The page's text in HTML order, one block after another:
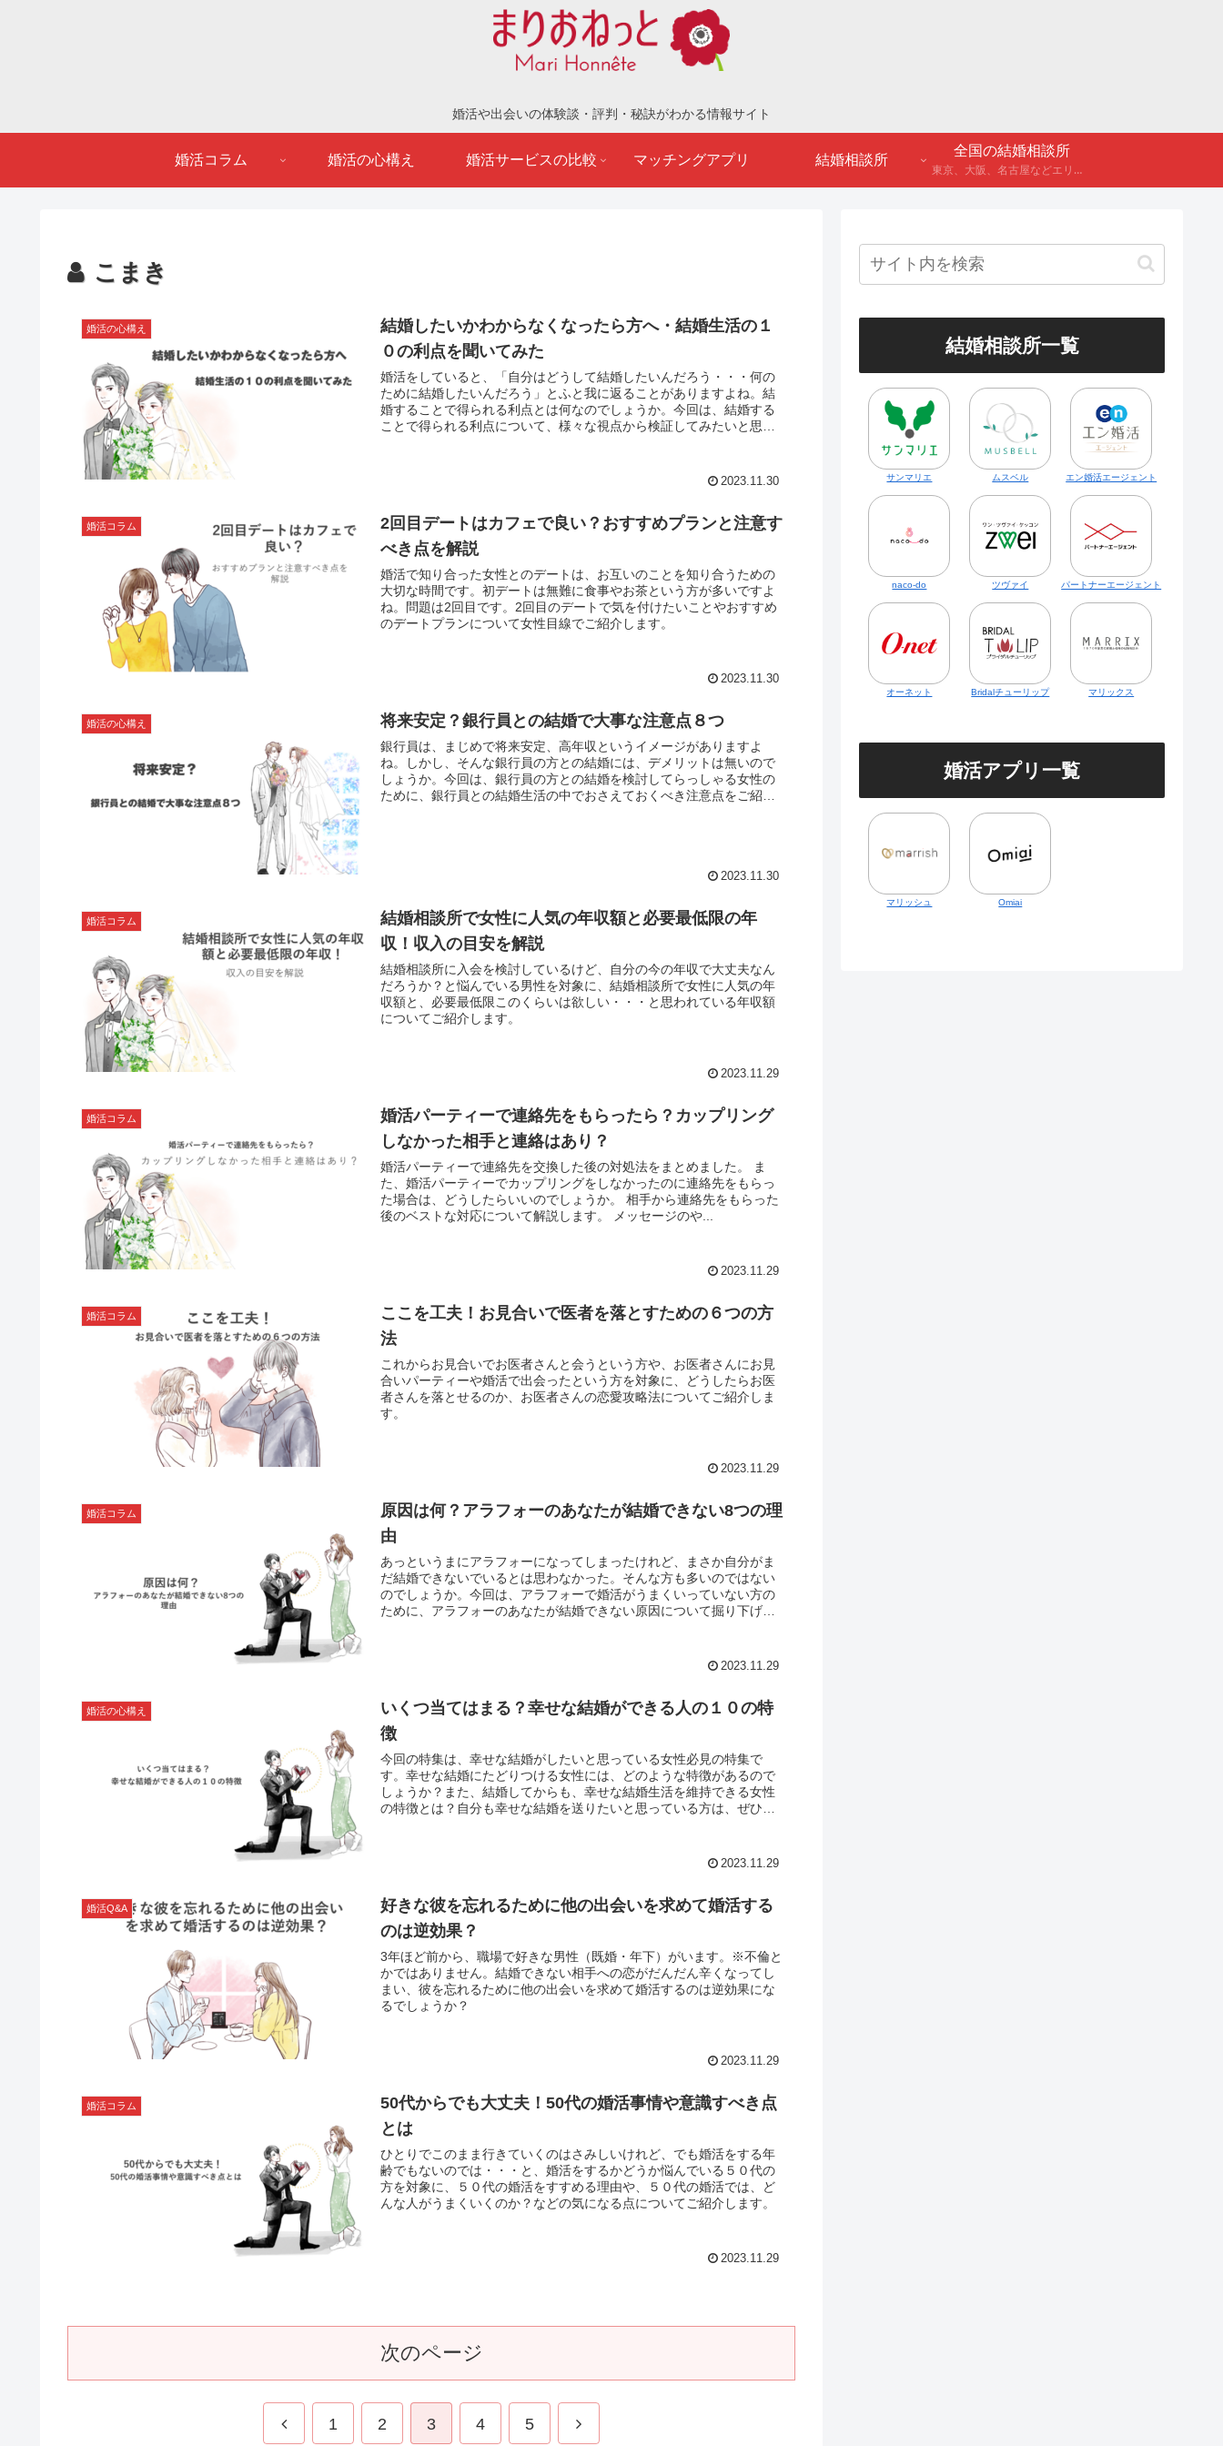
婚活や出会いの体験談・評判・秘訣がわかる情報サイト
婚活コラム 婚活の心構え 婚活サービスの比較 マッチングアプリ 結婚相談所
全国の結婚相談所
東京、大阪、名古屋などエリア別のアンケート調査や結婚相談所・婚活パーティーの体験談などを公開。
こまき
婚活の心構え
結婚したいかわからなくなったら方へ・結婚生活の１
０の利点を聞いてみた
婚活をしていると、「自分はどうして結婚したいんだろう・・・何の
ために結婚したいんだろう」とふと我に返ることがありますよね。結
婚することで得られる利点とは何なのでしょうか。今回は、結婚する
ことで得られる利点について、様々な視点から検証してみたいと思い
2023.11.30
婚活コラム
2回目デートはカフェで良い？おすすめプランと注意す
べき点を解説
婚活で知り合った女性とのデートは、お互いのことを知り合うための
大切な時間です。初デートは無難に食事やお茶という方が多いですよ
ね。問題は2回目です。2回目のデートで気を付けたいことやおすすめ
のデートプランについて女性目線でご紹介します。
2023.11.30
婚活の心構え 将来安定？銀行員との結婚で大事な注意点８つ
銀行員は、まじめで将来安定、高年収というイメージがありますよ
ね。しかし、そんな銀行員の方との結婚には、デメリットは無いので
しょうか。今回は、銀行員の方との結婚を検討してらっしゃる女性の
ために、銀行員との結婚生活の中でおさえておくべき注意点をご紹介
2023.11.30
婚活コラム
結婚相談所で女性に人気の年収額と必要最低限の年
収！収入の目安を解説
結婚相談所に入会を検討しているけど、自分の今の年収で大丈夫なん
だろうか？と悩んでいる男性を対象に、結婚相談所で女性に人気の年
収額と、必要最低限このくらいは欲しい・・・と思われている年収額
についてご紹介します。
2023.11.29
婚活コラム
婚活パーティーで連絡先をもらったら？カップリング
しなかった相手と連絡はあり？
婚活パーティーで連絡先を交換した後の対処法をまとめました。 ま
た、婚活パーティーでカップリングをしなかったのに連絡先をもらっ
た場合は、どうしたらいいのでしょうか。 相手から連絡先をもらった
後のベストな対応について解説します。 メッセージのや...
2023.11.29
婚活コラム
ここを工夫！お見合いで医者を落とすための６つの方
法
これからお見合いでお医者さんと会うという方や、お医者さんにお見
合いパーティーや婚活で出会ったという方を対象に、どうしたらお医
者さんを落とせるのか、お医者さんの恋愛攻略法についてご紹介しま
す。
2023.11.29
婚活コラム
原因は何？アラフォーのあなたが結婚できない8つの理
由
あっというまにアラフォーになってしまったけれど、まさか自分がま
だ結婚できないでいるとは思わなかった。そんな方も多いのではない
のでしょうか。今回は、アラフォーで婚活がうまくいっていない方の
ために、アラフォーのあなたが結婚できない原因について掘り下げて
2023.11.29
婚活の心構え
いくつ当てはまる？幸せな結婚ができる人の１０の特
徴
今回の特集は、幸せな結婚がしたいと思っている女性必見の特集で
す。幸せな結婚にたどりつける女性には、どのような特徴があるので
しょうか？また、結婚してからも、幸せな結婚生活を維持できる女性
の特徴とは？自分も幸せな結婚を送りたいと思っている方は、ぜひい
2023.11.29
婚活Q&A
好きな彼を忘れるために他の出会いを求めて婚活する
のは逆効果？
3年ほど前から、職場で好きな男性（既婚・年下）がいます。※不倫と
かではありません。結婚できない相手への恋がだんだん辛くなってし
まい、彼を忘れるために他の出会いを求めて婚活するのは逆効果にな
るでしょうか？
2023.11.29
婚活コラム
50代からでも大丈夫！50代の婚活事情や意識すべき点
とは
ひとりでこのまま行きていくのはさみしいけれど、でも婚活をする年
齢でもないのでは・・・と、婚活をするかどうか悩んでいる５０代の
方を対象に、５０代の婚活をすすめる理由や、５０代の婚活では、ど
んな人がうまくいくのか？などの気になる点についてご紹介します。
2023.11.29
次のページ
1 2 3 4 5
結婚相談所一覧
サンマリエ ムスベル エン婚活エージェント
naco-do ツヴァイ パートナーエージェント
オーネット Bridalチューリップ マリックス
婚活アプリ一覧
マリッシュ Omiai